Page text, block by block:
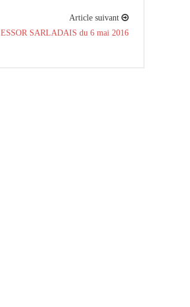
Article suivant
ESSOR SARLADAIS du 6 mai 2016